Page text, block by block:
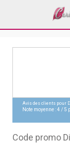
Avis des clients pour
Note moyenne :4 /5
Code promo